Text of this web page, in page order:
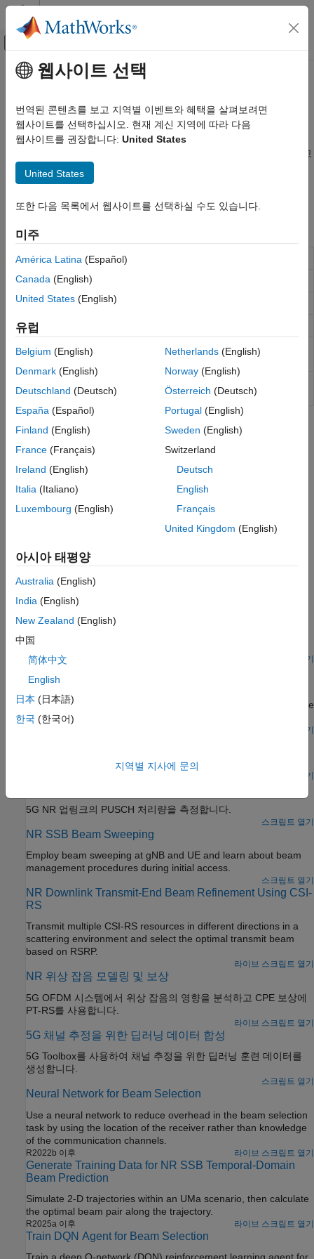
콘텐츠로 바로 가기
오프캔버스 탐색 메뉴 토글
문서 홈
5G Toolbox
카테고리
5G Toolbox 시작하기
다운링크 채널
업링크 채널
신호 수신 및 복구
시스템 레벨 시뮬레이션
RF 시뮬레이션
테스트 및 측정
6G Exploration Library
코드 생성 및 배포
주요 콘텐츠
신호 수신 및 복구
프레임 동기화, 채널 추정, MMSE 이퀄라이제이션, 셀 ID 검색,
MIB 디코딩, SIB1 복원
5G Toolbox™ 로우 레벨 함수를 사용하여 수신된 신호를 처리하고
복원합니다. 실질적인 채널 추정, 완벽한 채널 추정, 타이밍 추정,
동기화, MMSE(최소평균제곱오차) 이퀄라이제이션, 셀 ID 검색,
함수
nrPerfectChannelEstimate
nrPerfectTimingEstimate
nrChannelEstimate
nrTimingEstimate
nrEqualizeMMSE
MMSE(최소평균제곱오차)
이퀄라이제이션
from resource array
도움말 항목
디코딩을 위한 PBCH 심볼 및 채널 추정값 추출
이 예제에서는 수신된 그리드와 관련 채널 추정값에서
PBCH(physical broadcast channel) 심볼을 추출하는 방법을
Capture and Label NR and LTE Signals for AI Training
(Wireless Testbench)
추천 예제
NR 셀 탐색 및 MIB와 SIB1 복원
라이브 gNodeB 신호를 동기화, 복조, 디코딩합니다.
스크립트 열기
Defined Radio
Use a software-defined radio to capture an SS burst. Analyze the
라이브 스크립트 열기
5G NR 다운링크의 PDSCH 처리량을 측정합니다.
스크립트 열기
5G NR 업링크의 PUSCH 처리량을 측정합니다.
스크립트 열기
NR SSB Beam Sweeping
Employ beam sweeping at gNB and UE and learn about beam
management procedures during initial access.
스크립트 열기
NR Downlink Transmit-End Beam Refinement Using CSI-
RS
Transmit multiple CSI-RS resources in different directions in a
scattering environment and select the optimal transmit beam
based on RSRP.
라이브 스크립트 열기
NR 위상 잡음 모델링 및 보상
5G OFDM 시스템에서 위상 잡음의 영향을 분석하고 CPE 보상에
PT-RS를 사용합니다.
라이브 스크립트 열기
5G 채널 추정을 위한 딥러닝 데이터 합성
5G Toolbox를 사용하여 채널 추정을 위한 딥러닝 훈련 데이터를
생성합니다.
스크립트 열기
Neural Network for Beam Selection
Use a neural network to reduce overhead in the beam selection
task by using the location of the receiver rather than knowledge
of the communication channels.
R2022b 이후 라이브 스크립트 열기
Generate Training Data for NR SSB Temporal-Domain
Beam Prediction
Simulate 2-D trajectories within an UMa scenario, then calculate
the optimal beam pair along the trajectory.
R2025a 이후 라이브 스크립트 열기
Train DQN Agent for Beam Selection
웹사이트 선택
번역된 콘텐츠를 보고 지역별 이벤트와 혜택을 살펴보려면
웹사이트를 선택하십시오. 현재 계신 지역에 따라 다음
웹사이트를 권장합니다: United States
United States
또한 다음 목록에서 웹사이트를 선택하실 수도 있습니다.
미주
América Latina (Español)
Canada (English)
United States (English)
유럽
Belgium (English)
Denmark (English)
Deutschland (Deutsch)
España (Español)
Finland (English)
France (Français)
Ireland (English)
Italia (Italiano)
Luxembourg (English)
Netherlands(English)
Norway(English)
Österreich (Deutsch)
Portugal(English)
Sweden (English)
Switzerland
Deutsch
English
Français
United Kingdom (English)
아시아 태평양
Australia (English)
India (English)
New Zealand (English)
中国
简体中文
English
日本 (日本語)
한국 (한국어)
지역별 지사에 문의